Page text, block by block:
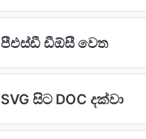
පීඑස්ඩී ඩීඕසී වෙත
SVG සිට DOC දක්වා